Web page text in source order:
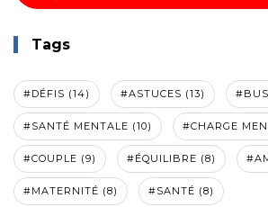
Tags
#DÉFIS (14) #ASTUCES (13)
#SANTÉ MENTALE (10) #CHARGE
#COUPLE (9) #ÉQUILIBRE (8)
#MATERNITÉ (8) #SANTÉ (8)